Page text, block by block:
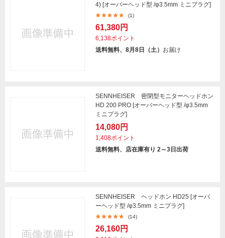
4) [オーバーヘッド型 /φ3.5mm ミニプラグ]
(1)
61,380円
6,138ポイント
送料無料、8月8日（土） お届け
SENNHEISER 密閉型モニターヘッドホン
HD 200 PRO [オーバーヘッド型 /φ3.5mm
ミニプラグ]
14,080円
1,408ポイント
送料無料、店在庫有り 2～3日出荷
SENNHEISER ヘッドホン HD25 [オーバ
ーヘッド型 /φ3.5mm ミニプラグ]
(14)
26,160円